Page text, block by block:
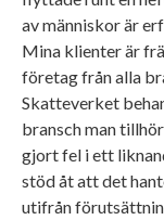
av människor är
Mina klienter är
företag från alla
Skatteverket
bransch man
gjort fel i ett
stöd åt att det
utifrån